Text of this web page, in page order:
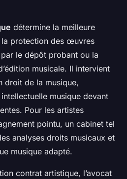
détermine la meilleure
protection des œuvres
le dépôt probant ou la
musicale. Il intervient
droit de la musique,
musique devant
Pour les artistes
pointu, un cabinet tel
analyses droits musicaux et
musique adapté.
contrat artistique, l’avocat